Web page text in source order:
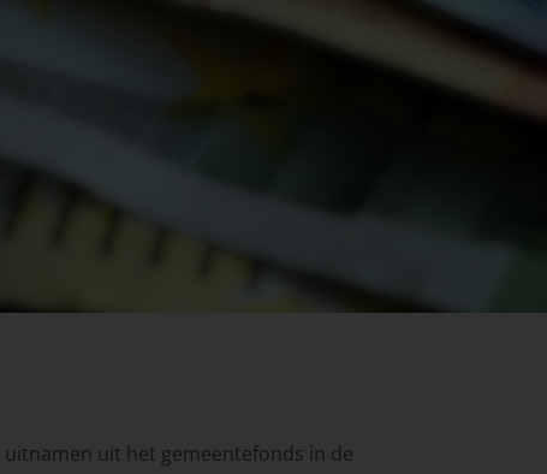
uit het gemeentefonds in de